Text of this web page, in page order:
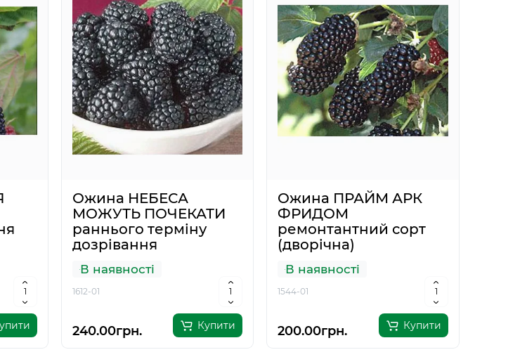
Ожина НЕБЕСА
МОЖУТЬ ПОЧЕКАТИ
раннього терміну
дозрівання
В наявності
1612-01
240.00грн. Купити
Ожина ПРАЙМ АРК
ФРИДОМ
ремонтантний сорт
(дворічна)
В наявності
1544-01
200.00грн. Купити